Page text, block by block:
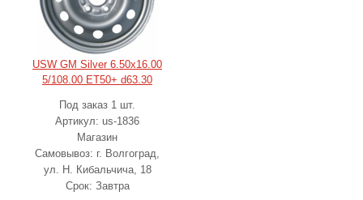
USW GM Silver 6.50x16.00
5/108.00 ET50+ d63.30
Под заказ 1 шт.
Артикул: us-1836
Магазин
Самовывоз: г. Волгоград,
ул. Н. Кибальчича, 18
Срок: Завтра